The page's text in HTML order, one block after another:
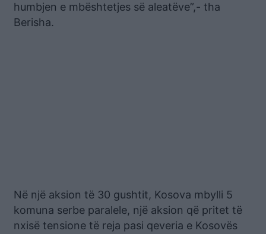
humbjen e mbështetjes së aleatëve”,- tha
Berisha.
Në një aksion të 30 gushtit, Kosova mbylli 5
komuna serbe paralele, një aksion që pritet të
nxisë tensione të reja pasi qeveria e Kosovës